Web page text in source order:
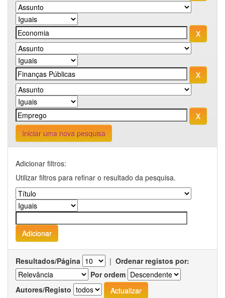
Iniciar uma nova pesquisa
Adicionar filtros:
Utilizar filtros para refinar o resultado da pesquisa.
Resultados/Página | Ordenar registos por:
Por ordem
Autores/Registo